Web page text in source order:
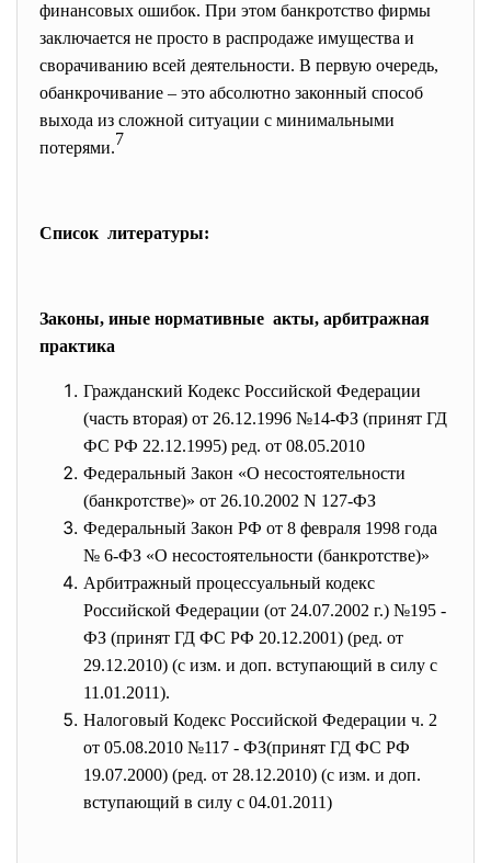
финансовых ошибок. При этом банкротство фирмы
заключается не просто в распродаже имущества и
сворачиванию всей деятельности. В первую очередь,
обанкрочивание – это абсолютно законный способ
выхода из сложной ситуации с минимальными
потерями.7
Список литературы:
Законы, иные нормативные акты, арбитражная
практика
Гражданский Кодекс Российской Федерации
(часть вторая) от 26.12.1996 №14-ФЗ (принят ГД
ФС РФ 22.12.1995) ред. от 08.05.2010
Федеральный Закон «О несостоятельности
(банкротстве)» от 26.10.2002 N 127-ФЗ
Федеральный Закон РФ от 8 февраля 1998 года
№ 6-ФЗ «О несостоятельности (банкротстве)»
Арбитражный процессуальный кодекс
Российской Федерации (от 24.07.2002 г.) №195 -
ФЗ (принят ГД ФС РФ 20.12.2001) (ред. от
29.12.2010) (с изм. и доп. вступающий в силу с
11.01.2011).
Налоговый Кодекс Российской Федерации ч. 2
от 05.08.2010 №117 - ФЗ(принят ГД ФС РФ
19.07.2000) (ред. от 28.12.2010) (с изм. и доп.
вступающий в силу с 04.01.2011)